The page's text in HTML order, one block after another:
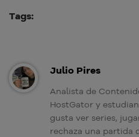
Tags:
Julio Pires
Analista de
HostGator y
gusta ver series,
rechaza una partida